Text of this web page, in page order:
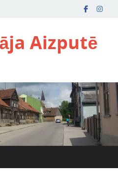
Aizputē